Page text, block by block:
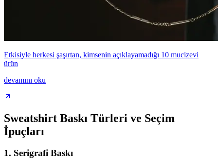
Etkisiyle herkesi şaşırtan, kimsenin açıklayamadığı 10 mucizevi
ürün
devamını oku
Sweatshirt Baskı Türleri ve Seçim
İpuçları
1. Serigrafi Baskı